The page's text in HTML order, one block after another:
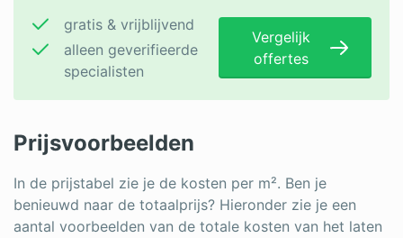
gratis & vrijblijvend
alleen geverifieerde
specialisten
Vergelijk
offertes
Prijsvoorbeelden
In de prijstabel zie je de kosten per m². Ben je
benieuwd naar de totaalprijs? Hieronder zie je een
aantal voorbeelden van de totale kosten van het laten